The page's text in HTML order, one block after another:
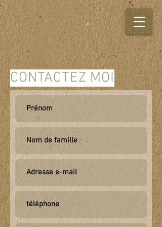
CONTACTEZ MOI